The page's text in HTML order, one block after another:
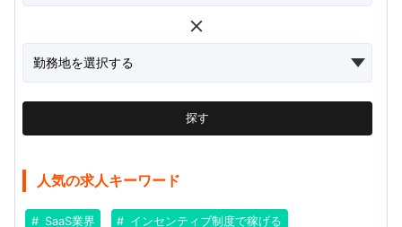
探す
人気の求人キーワード
SaaS業界 インセンティブ制度で稼げる